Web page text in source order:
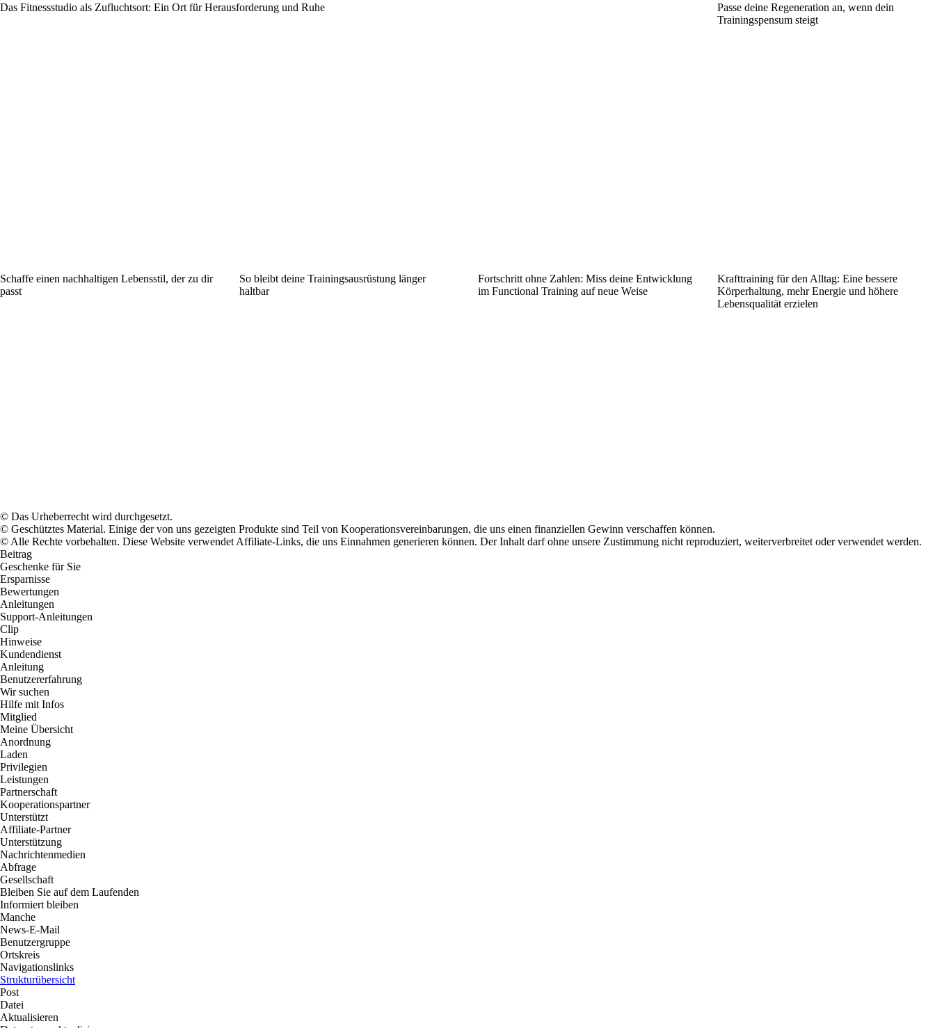
Das Fitnessstudio als Zufluchtsort: Ein Ort für Herausforderung und Ruhe
Passe deine Regeneration an, wenn dein
Trainingspensum steigt
Schaffe einen nachhaltigen Lebensstil, der zu dir
passt
So bleibt deine Trainingsausrüstung länger
haltbar
Fortschritt ohne Zahlen: Miss deine Entwicklung
im Functional Training auf neue Weise
Krafttraining für den Alltag: Eine bessere
Körperhaltung, mehr Energie und höhere
Lebensqualität erzielen
© Das Urheberrecht wird durchgesetzt.
© Geschütztes Material. Einige der von uns gezeigten Produkte sind Teil von Kooperationsvereinbarungen, die uns einen finanziellen Gewinn verschaffen können.
© Alle Rechte vorbehalten. Diese Website verwendet Affiliate-Links, die uns Einnahmen generieren können. Der Inhalt darf ohne unsere Zustimmung nicht reproduziert, weiterverbreitet oder verwendet werden.
Beitrag
Geschenke für Sie
Ersparnisse
Bewertungen
Anleitungen
Support-Anleitungen
Clip
Hinweise
Kundendienst
Anleitung
Benutzererfahrung
Wir suchen
Hilfe mit Infos
Mitglied
Meine Übersicht
Anordnung
Laden
Privilegien
Leistungen
Partnerschaft
Kooperationspartner
Unterstützt
Affiliate-Partner
Unterstützung
Nachrichtenmedien
Abfrage
Gesellschaft
Bleiben Sie auf dem Laufenden
Informiert bleiben
Manche
News-E-Mail
Benutzergruppe
Ortskreis
Navigationslinks
Strukturübersicht
Post
Datei
Aktualisieren